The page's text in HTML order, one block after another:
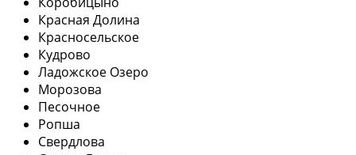
Красная Долина
Красносельское
Кудрово
Ладожское Озеро
Морозова
Песочное
Ропша
Свердлова